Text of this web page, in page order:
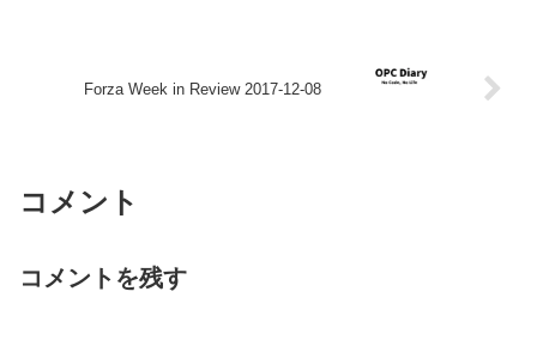
Forza Week in Review 2017-12-08
コメント
コメントを残す